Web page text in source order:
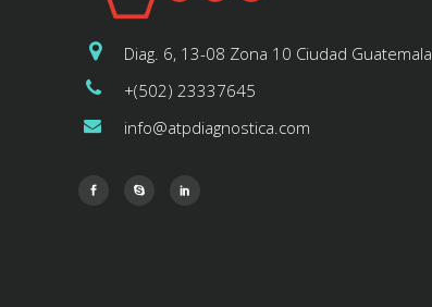
Diag. 6, 13-08 Zona 10 Ciudad Guatemala
+(502) 23337645
info@atpdiagnostica.com